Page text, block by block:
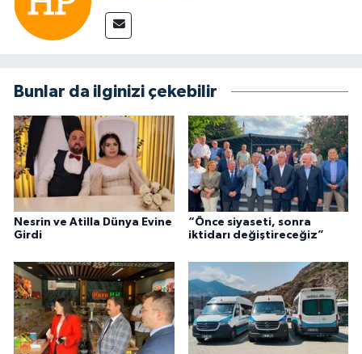
Bunlar da ilginizi çekebilir
Nesrin ve Atilla Dünya Evine
Girdi
“Önce siyaseti, sonra
iktidarı değiştireceğiz”